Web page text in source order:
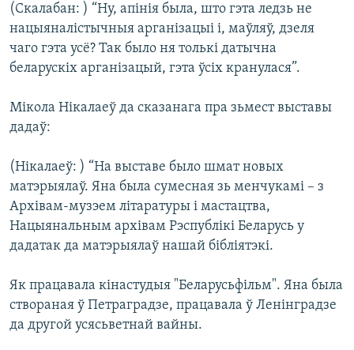
(Скалабан: ) “Ну, апінія была, што гэта ледзь не
нацыяналістычныя арганізацыі і, маўляў, дзеля
чаго гэта усё? Так было ня толькі датычна
беларускіх арганізацый, гэта ўсіх кранулася”.
Мікола Нікалаеў да сказанага пра зьмест выставы
дадаў:
(Нікалаеў: ) “На выставе было шмат новых
матэрыялаў. Яна была сумесная зь менчукамі – з
Архівам-музэем літаратуры і мастацтва,
Нацыянальным архівам Рэспублікі Беларусь у
дадатак да матэрыялаў нашай бібліятэкі.
Як працавала кінастудыя "Беларусьфільм". Яна была
створаная ў Петраградзе, працавала ў Ленінградзе
да другой усясьветнай вайны.